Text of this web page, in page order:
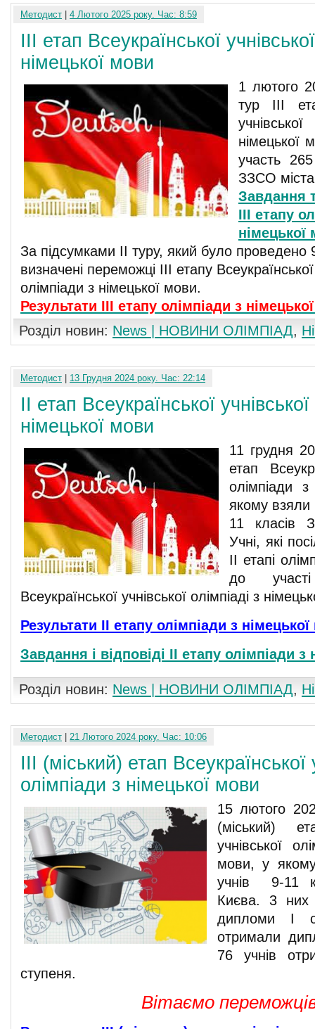
Методист 4 Лютого 2025 року. Час: 8:59
ІІІ етап Всеукраїнської
німецької мови
1 лютого
тур III
німецької
участь
ЗЗСО
Завдання
III етапу
німецької
За підсумками ІІ туру, який було проведено
визначені переможці III етапу Всеукраїнської
олімпіади з німецької мови.
Результати ІІІ етапу олімпіади з
Розділ новин: News | НОВИНИ ОЛІМПІАД,
Методист 13 Грудня 2024 року. Час: 22:14
ІІ етап Всеукраїнської
німецької мови
11 грудня
етап
олімпіади
якому взяли
11 класів
Учні, які
ІІ етапі
до
Всеукраїнської учнівської олімпіаді з
Результати ІІ етапу олімпіади з
Завдання і відповіді ІІ етапу олімпіади з
Розділ новин: News | НОВИНИ ОЛІМПІАД,
Методист 21 Лютого 2024 року. Час: 10:06
III (міський) етап Всеукраїнської
олімпіади з німецької мови
15 лютого
(міський)
учнівської
мови, у
учнів 9-11
Києва. 3 них
дипломи І
отримали
76 учнів
ступеня.
Вітаємо